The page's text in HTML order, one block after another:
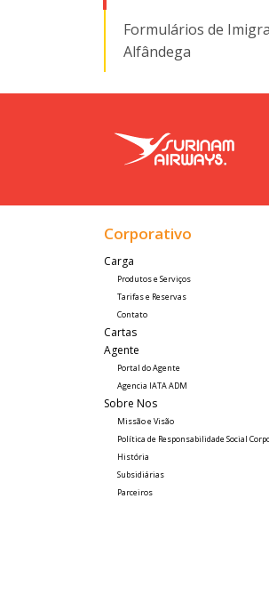
Formulários de
Alfândega
Corporativo
Carga
Produtos e Serviços
Tarifas e Reservas
Contato
Cartas
Agente
Portal do Agente
Agencia IATA ADM
Sobre Nos
Missão e Visão
Política de Responsabilidade Social
História
Subsidiárias
Parceiros